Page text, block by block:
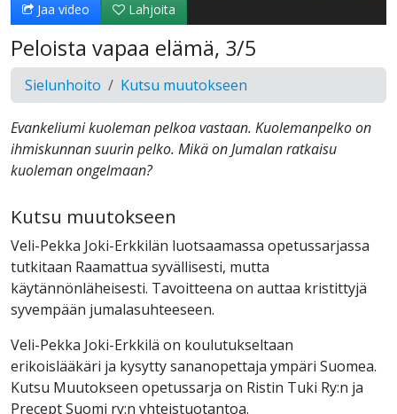
Jaa video Lahjoita
Peloista vapaa elämä, 3/5
Sielunhoito Kutsu muutokseen
Evankeliumi kuoleman pelkoa vastaan. Kuolemanpelko on
ihmiskunnan suurin pelko. Mikä on Jumalan ratkaisu
kuoleman ongelmaan?
Kutsu muutokseen
Veli-Pekka Joki-Erkkilän luotsaamassa opetussarjassa
tutkitaan Raamattua syvällisesti, mutta
käytännönläheisesti. Tavoitteena on auttaa kristittyjä
syvempään jumalasuhteeseen.
Veli-Pekka Joki-Erkkilä on koulutukseltaan
erikoislääkäri ja kysytty sananopettaja ympäri Suomea.
Kutsu Muutokseen opetussarja on Ristin Tuki Ry:n ja
Precept Suomi ry:n yhteistuotantoa.